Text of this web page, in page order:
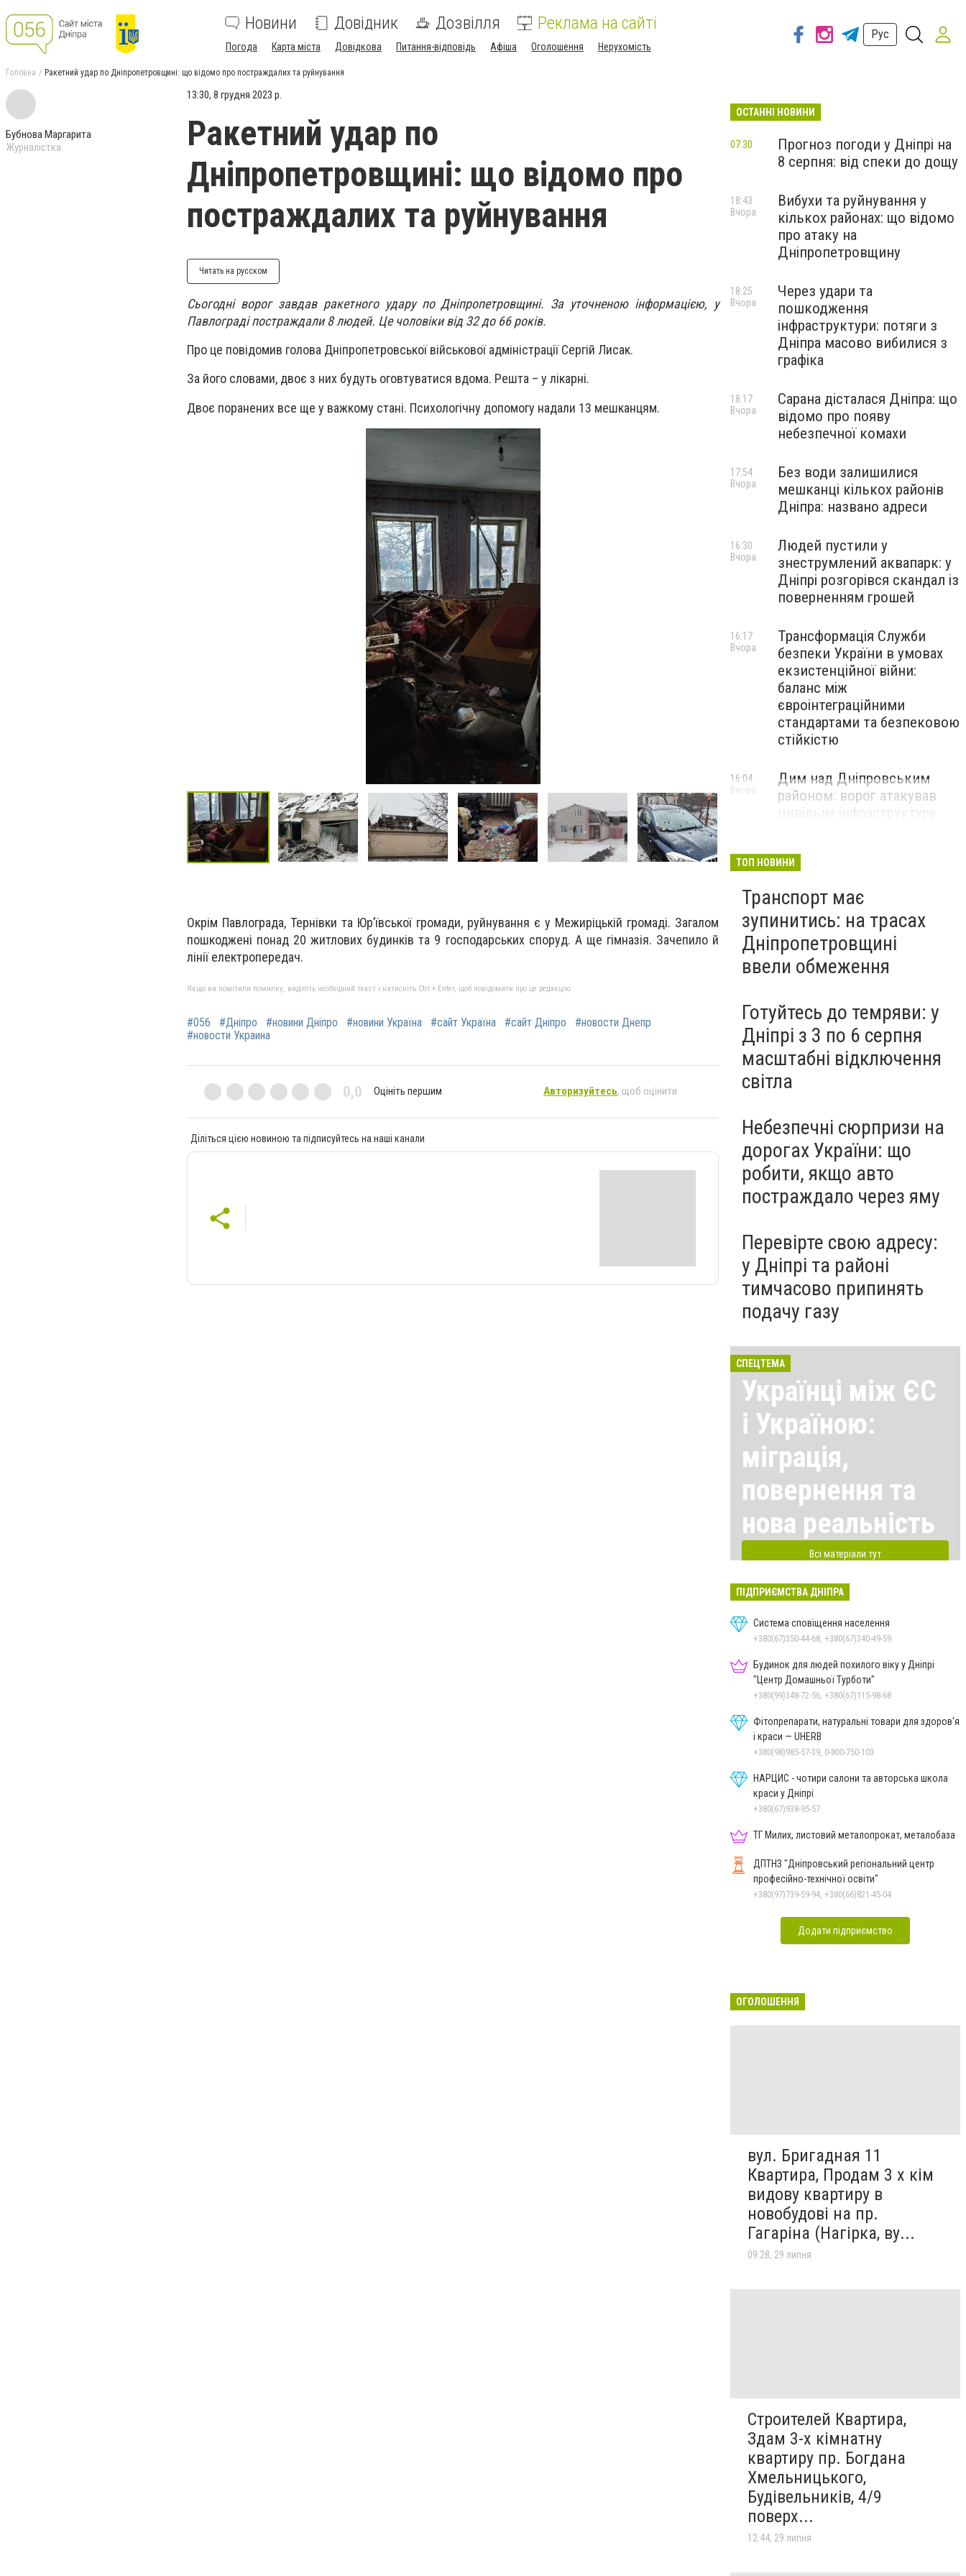
Новини Довідник Дозвілля Реклама на сайті
Погода Карта міста Довідкова Питання-відповідь Афіша Оголошення Нерухомість
Рус
Головна Ракетний удар по Дніпропетровщині: що відомо про постраждалих та руйнування
Бубнова Маргарита
Журналістка
13:30, 8 грудня 2023 р.
Ракетний удар по
Дніпропетровщині: що відомо про
постраждалих та руйнування
Читать на русском
Сьогодні ворог завдав ракетного удару по Дніпропетровщині. За уточненою інформацією, у
Павлограді постраждали 8 людей. Це чоловіки від 32 до 66 років.
Про це повідомив голова Дніпропетровської військової адміністрації Сергій Лисак.
За його словами, двоє з них будуть оговтуватися вдома. Решта – у лікарні.
Двоє поранених все ще у важкому стані. Психологічну допомогу надали 13 мешканцям.
Окрім Павлограда, Тернівки та Юр’ївської громади, руйнування є у Межиріцькій громаді. Загалом
пошкоджені понад 20 житлових будинків та 9 господарських споруд. А ще гімназія. Зачепило й
лінії електропередач.
Якщо ви помітили помилку, виділіть необхідний текст і натисніть Ctrl + Enter, щоб повідомити про це редакцію
#056 #Дніпро #новини Дніпро #новини Україна #сайт Україна #сайт Дніпро
#новости Днепр
#новости Украина
0,0 Оцініть першим Авторизуйтесь, щоб оцінити
Діліться цією новиною та підписуйтесь на наші канали
ОСТАННІ НОВИНИ
Прогноз погоди у Дніпрі на
8 серпня: від спеки до дощу
07:30
Вибухи та руйнування у
кількох районах: що відомо
про атаку на
Дніпропетровщину
18:43
Вчора
Через удари та
пошкодження
інфраструктури: потяги з
Дніпра масово вибилися з
графіка
18:25
Вчора
Сарана дісталася Дніпра: що
відомо про появу
небезпечної комахи
18:17
Вчора
Без води залишилися
мешканці кількох районів
Дніпра: названо адреси
17:54
Вчора
Людей пустили у
знеструмлений аквапарк: у
Дніпрі розгорівся скандал із
поверненням грошей
16:30
Вчора
Трансформація Служби
безпеки України в умовах
екзистенційної війни:
баланс між
євроінтеграційними
стандартами та безпековою
стійкістю
16:17
Вчора
Дим над Дніпровським
районом: ворог атакував
16:04
Вчора
ТОП НОВИНИ
Транспорт має
зупинитись: на трасах
Дніпропетровщині
ввели обмеження
Готуйтесь до темряви: у
Дніпрі з 3 по 6 серпня
масштабні відключення
світла
Небезпечні сюрпризи на
дорогах України: що
робити, якщо авто
постраждало через яму
Перевірте свою адресу:
у Дніпрі та районі
тимчасово припинять
подачу газу
СПЕЦТЕМА
Українці між ЄС
і Україною:
міграція,
повернення та
нова реальність
Всі матеріали тут
ПІДПРИЄМСТВА ДНІПРА
Система сповіщення населення
+380(67)350-44-68, +380(67)340-49-59
Будинок для людей похилого віку у Дніпрі
"Центр Домашньої Турботи"
+380(99)348-72-56, +380(67)115-98-68
Фітопрепарати, натуральні товари для здоров'я
і краси — UHERB
+380(98)985-57-39, 0-800-750-103
НАРЦИС - чотири салони та авторська школа
краси у Дніпрі
+380(67)938-95-57
ТГ Милих, листовий металопрокат, металобаза
ДПТНЗ "Дніпровський регіональний центр
професійно-технічної освіти"
+380(97)739-59-94, +380(66)821-45-04
Додати підприємство
ОГОЛОШЕННЯ
вул. Бригадная 11
Квартира, Продам 3 х кім
видову квартиру в
новобудові на пр.
Гагаріна (Нагірка, ву...
09:28, 29 липня
Строителей Квартира,
Здам 3-х кімнатну
квартиру пр. Богдана
Хмельницького,
Будівельників, 4/9
поверх...
12:44, 29 липня